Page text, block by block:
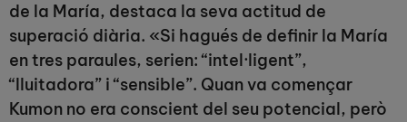
de la María, destaca la seva actitud de
superació diària. «Si hagués de definir la María
en tres paraules, serien: “intel·ligent”,
“lluitadora” i “sensible”. Quan va començar
Kumon no era conscient del seu potencial, però